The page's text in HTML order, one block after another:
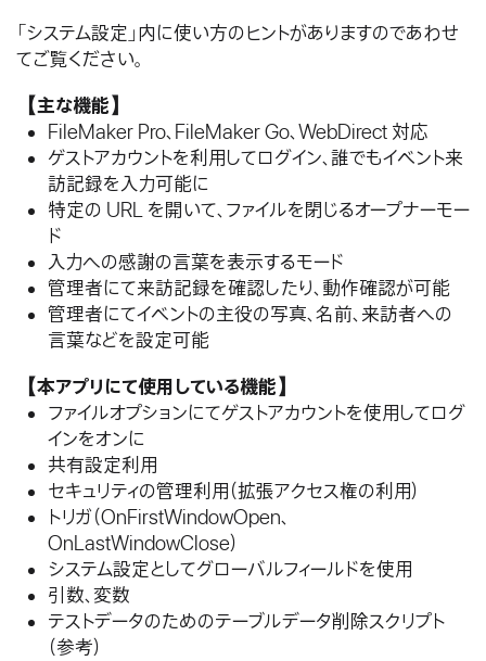
「システム設定」内に使い方のヒントがありますのであわせ
てご覧ください。
【主な機能】
FileMaker Pro、FileMaker Go、WebDirect 対応
ゲストアカウントを利用してログイン、誰でもイベント来
訪記録を入力可能に
特定の URL を開いて、ファイルを閉じるオープナーモー
ド
入力への感謝の言葉を表示するモード
管理者にて来訪記録を確認したり、動作確認が可能
管理者にてイベントの主役の写真、名前、来訪者への
言葉などを設定可能
【本アプリにて使用している機能】
ファイルオプションにてゲストアカウントを使用してログ
インをオンに
共有設定利用
セキュリティの管理利用（拡張アクセス権の利用）
トリガ（OnFirstWindowOpen、
OnLastWindowClose）
システム設定としてグローバルフィールドを使用
引数、変数
テストデータのためのテーブルデータ削除スクリプト
（参考）